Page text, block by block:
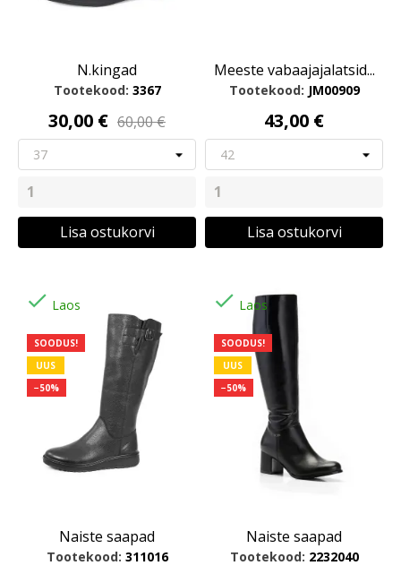
N.kingad
Tootekood: 3367
30,00 € 60,00 €
Lisa ostukorvi
Meeste vabaajajalatsid...
Tootekood: JM00909
43,00 €
Lisa ostukorvi
 Laos
SOODUS!
UUS
−50%
Naiste saapad
Tootekood: 311016
 Laos
SOODUS!
UUS
−50%
Naiste saapad
Tootekood: 2232040